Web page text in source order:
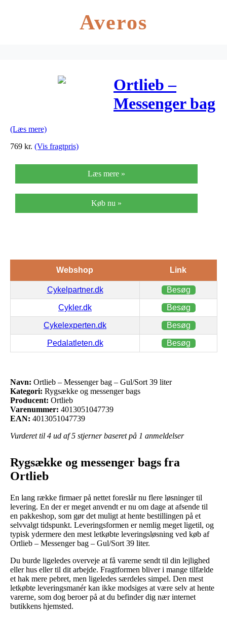
Averos
Ortlieb –
Messenger bag
(Læs mere)
769 kr. (Vis fragtpris)
Læs mere »
Køb nu »
Webshop Link
Cykelpartner.dk Besøg
Cykler.dk Besøg
Cykelexperten.dk Besøg
Pedalatleten.dk Besøg
Navn: Ortlieb – Messenger bag – Gul/Sort 39 liter
Kategori: Rygsække og messenger bags
Producent: Ortlieb
Varenummer: 4013051047739
EAN: 4013051047739
Vurderet til 4 ud af 5 stjerner baseret på 1 anmeldelser
Rygsække og messenger bags fra
Ortlieb
En lang række firmaer på nettet foreslår nu flere løsninger til
levering. En der er meget anvendt er nu om dage at afsende til
en pakkeshop, som gør det muligt at hente bestillingen på et
selvvalgt tidspunkt. Leveringsformen er nemlig meget ligetil, og
typisk ydermere den mest letkøbte leveringsløsning ved køb af
Ortlieb – Messenger bag – Gul/Sort 39 liter.
Du burde ligeledes overveje at få varerne sendt til din lejlighed
eller hus eller til dit arbejde. Fragtformen bliver i mange tilfælde
et hak mere pebret, men ligeledes særdeles simpel. Den mest
letkøbte leveringsmanér kan ikke modsiges at være selv at hente
varerne, som dog beroer på at du befinder dig nær internet
butikkens hjemsted.